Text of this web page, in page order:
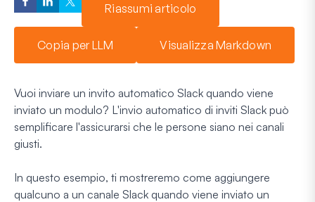
Riassumi articolo
Copia per LLM Visualizza Markdown
Vuoi inviare un invito automatico Slack quando viene
inviato un modulo? L'invio automatico di inviti Slack può
semplificare l'assicurarsi che le persone siano nei canali
giusti.
In questo esempio, ti mostreremo come aggiungere
qualcuno a un canale Slack quando viene inviato un